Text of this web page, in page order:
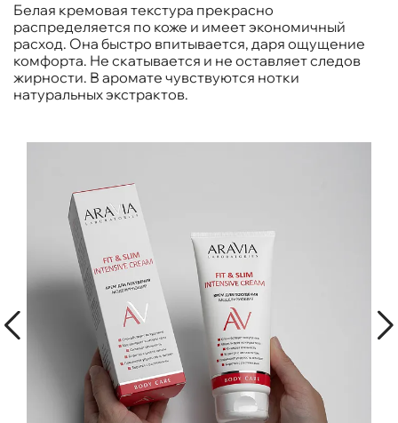
Белая кремовая текстура прекрасно
распределяется по коже и имеет экономичный
расход. Она быстро впитывается, даря ощущение
комфорта. Не скатывается и не оставляет следов
жирности. В аромате чувствуются нотки
натуральных экстрактов.